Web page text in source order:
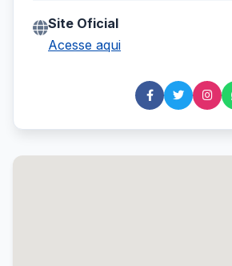
Site Oficial
Acesse aqui